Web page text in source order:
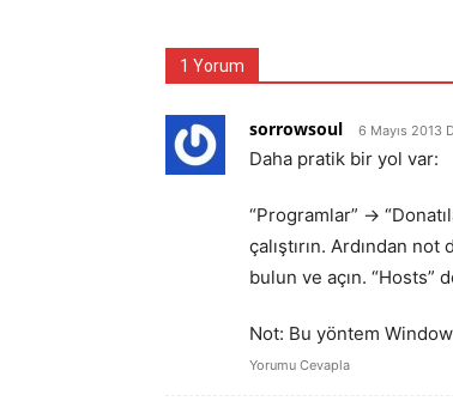
1 Yorum
sorrowsoul 6 Mayıs 2013
Daha pratik bir yol var:
“Programlar” ->
çalıştırın. Ardından
bulun ve açın. “Hosts”
Not: Bu yöntem
Yorumu Cevapla